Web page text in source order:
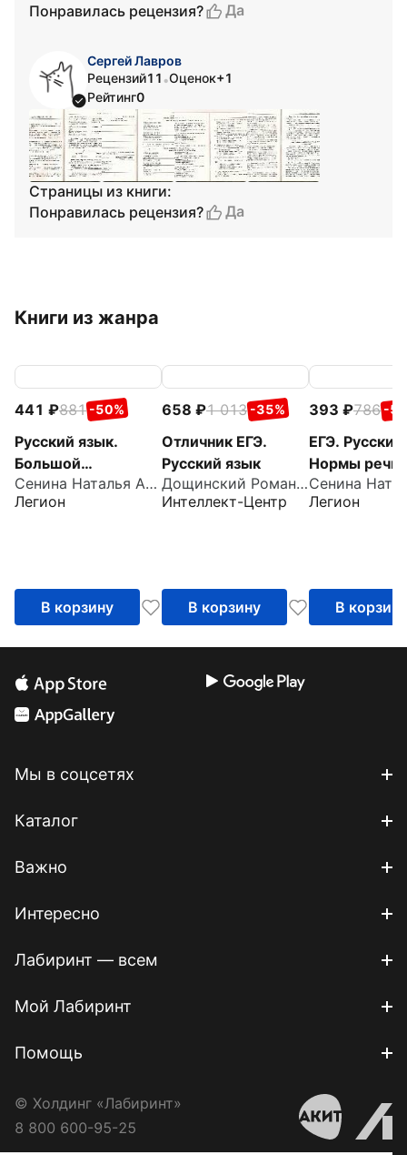
Понравилась рецензия?
Да
Сергей Лавров
Рецензий11 •Оценок+1
Рейтинг0
Страницы из книги:
Понравилась рецензия?
Да
Книги из жанра
441 881 -50%
Русский язык.
Большой
справочник для
подготовки к ВПР,
Сенина Наталья Аркадьевна
Легион
В корзину
658 1 013 -35%
Отличник ЕГЭ.
Русский язык
Дощинский Роман Анатольевич
Интеллект-Центр
В корзину
393 786 -
ЕГЭ.
Нормы речи
средства
Легион
В корзину
Мы в соцсетях
Каталог
Важно
Интересно
Лабиринт — всем
Мой Лабиринт
Помощь
© Холдинг «Лабиринт»
8 800 600-95-25